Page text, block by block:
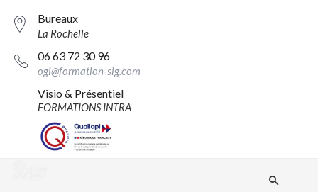
Bureaux
La Rochelle
06 63 72 30 96
ogi@formation-sig.com
Visio & Présentiel
FORMATIONS INTRA